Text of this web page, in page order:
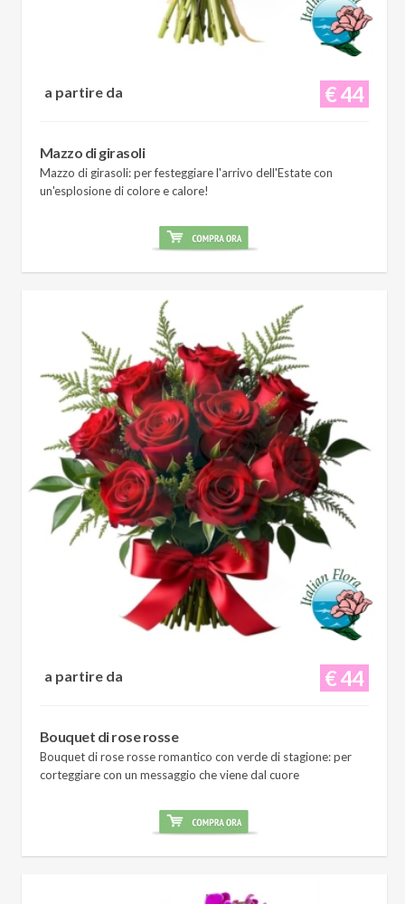
€ 44
a partire da
Mazzo di girasoli
Mazzo di girasoli: per festeggiare l'arrivo dell'Estate con
un'esplosione di colore e calore!
€ 44
a partire da
Bouquet di rose rosse
Bouquet di rose rosse romantico con verde di stagione: per
corteggiare con un messaggio che viene dal cuore